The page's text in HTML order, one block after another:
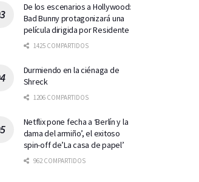
De los escenarios a Hollywood:
Bad Bunny protagonizará una
película dirigida por Residente
1425 COMPARTIDOS
Durmiendo en la ciénaga de
Shreck
1206 COMPARTIDOS
Netflix pone fecha a ‘Berlín y la
dama del armiño’, el exitoso
spin-off de’La casa de papel’
962 COMPARTIDOS